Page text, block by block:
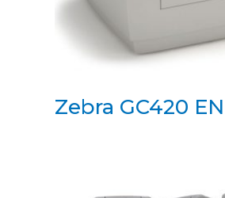
Zebra GC420 EN